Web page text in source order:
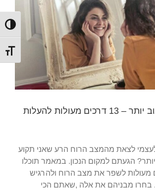
מתג
איך להרגיש טוב יותר – 13 דרכים מעולות להעלות
לעצמי לצאת מהמצב הרוח הרע שאני תקוע
הגעתם למקום הנכון. במאמר תוכלו
דרכים מעולות לשפר את מצב הרוח ולהרגיש
בחרו מבניהם את אלה ,שאתם הכי
את המדריך שיעזור לך,
להערכה עצמית גבוהה​